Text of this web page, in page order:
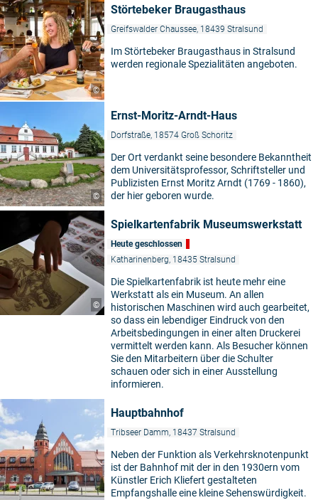
©
Störtebeker Braugasthaus
Greifswalder Chaussee, 18439 Stralsund
Im Störtebeker Braugasthaus in Stralsund
werden regionale Spezialitäten angeboten.
©
Ernst-Moritz-Arndt-Haus
Dorfstraße, 18574 Groß Schoritz
Der Ort verdankt seine besondere Bekanntheit
dem Universitätsprofessor, Schriftsteller und
Publizisten Ernst Moritz Arndt (1769 - 1860),
der hier geboren wurde.
©
Spielkartenfabrik Museumswerkstatt
Heute geschlossen
Katharinenberg, 18435 Stralsund
Die Spielkartenfabrik ist heute mehr eine
Werkstatt als ein Museum. An allen
historischen Maschinen wird auch gearbeitet,
so dass ein lebendiger Eindruck von den
Arbeitsbedingungen in einer alten Druckerei
vermittelt werden kann. Als Besucher können
Sie den Mitarbeitern über die Schulter
schauen oder sich in einer Ausstellung
informieren.
Hauptbahnhof
Tribseer Damm, 18437 Stralsund
Neben der Funktion als Verkehrsknotenpunkt
ist der Bahnhof mit der in den 1930ern vom
Künstler Erich Kliefert gestalteten
Empfangshalle eine kleine Sehenswürdigkeit.